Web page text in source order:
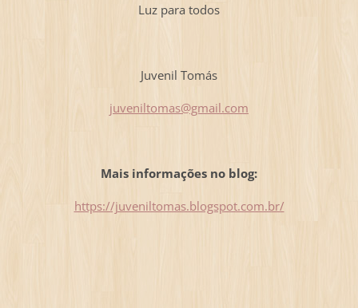
Luz para todos
Juvenil Tomás
juveniltomas@gmail.com
Mais informações no blog:
https://juveniltomas.blogspot.com.br/